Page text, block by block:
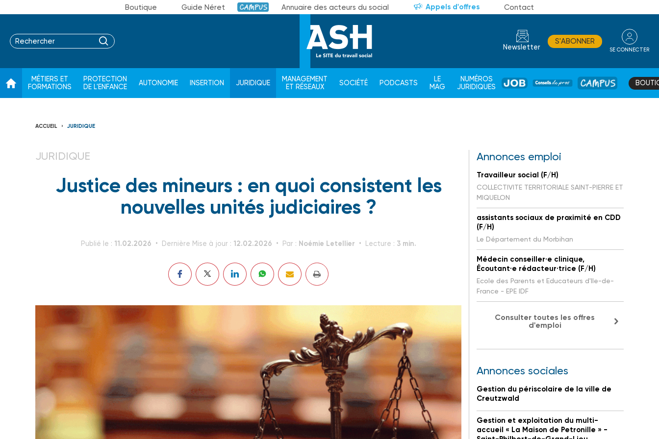
Boutique Guide Néret Campus Annuaire des acteurs du social Appels d'offres Contact
Newsletter
S'ABONNER
SE CONNECTER
MÉTIERS ET
FORMATIONS
PROTECTION
DE L'ENFANCE
AUTONOMIE INSERTION JURIDIQUE
MANAGEMENT
ET RÉSEAUX
SOCIÉTÉ PODCASTS
LE
MAG
NUMÉROS
JURIDIQUES
JOB
DE
CAMPUS
ACCUEIL JURIDIQUE
JURIDIQUE
Justice des mineurs : en quoi consistent les
nouvelles unités judiciaires ?
Publié le : 11.02.2026 Dernière Mise à jour : 12.02.2026 Par : Noémie Letellier Lecture : 3 min.
Annonces emploi
Travailleur social (F/H)
COLLECTIVITE TERRITORIALE SAINT-PIERRE ET
MIQUELON
assistants sociaux de proximité en CDD
(F/H)
Le Département du Morbihan
Médecin conseiller·e clinique,
Écoutant·e rédacteur·trice (F/H)
Ecole des Parents et Educateurs d'Ile-de-
France - EPE IDF
Consulter toutes les offres
d'emploi
Annonces sociales
Gestion du périscolaire de la ville de
Creutzwald
Gestion et exploitation du multi-
accueil « La Maison de Petronille » -